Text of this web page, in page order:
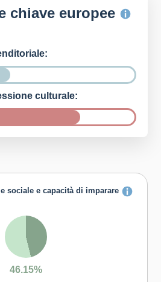
chiave europee
culturale:
sociale e capacità di imparare
46.15%